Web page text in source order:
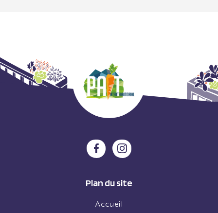
Plan du site
Accueil